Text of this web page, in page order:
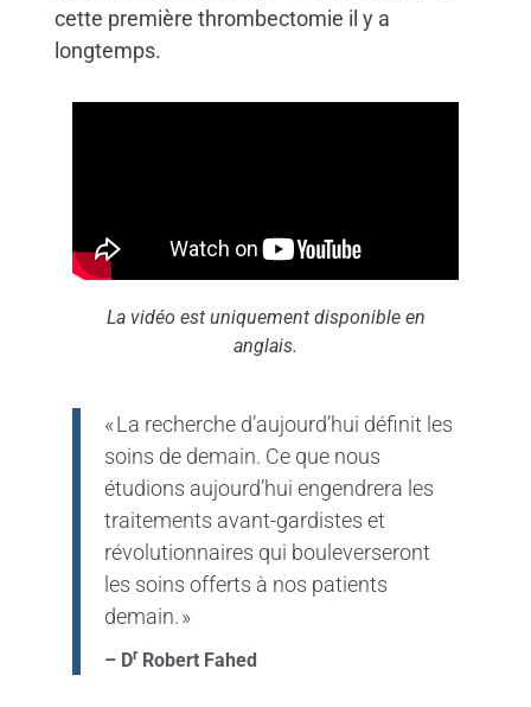
cette première thrombectomie il y a
longtemps.
La vidéo est uniquement disponible en
anglais.
« La recherche d’aujourd’hui définit les
soins de demain. Ce que nous
étudions aujourd’hui engendrera les
traitements avant-gardistes et
révolutionnaires qui bouleverseront
les soins offerts à nos patients
demain. »
– DrRobert Fahed